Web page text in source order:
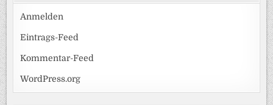
Anmelden
Eintrags-Feed
Kommentar-Feed
WordPress.org